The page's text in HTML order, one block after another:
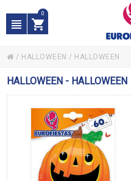
0
/ HALLOWEEN / HALLOWEEN
HALLOWEEN - HALLOWEEN